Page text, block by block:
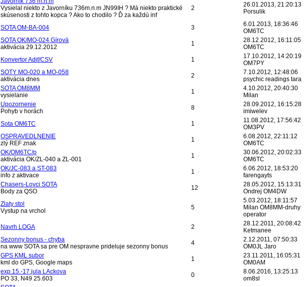
Vysielal niekto z Javorníku 736m.n.m JN99IH ? Má niekto praktické
skúsenosti z tohto kopca ? Ako to chodilo ? Ď za každú inf
2
26.01.2013, 21:20:13
Porsulik
SOTA OM-BA-004 3
6.01.2013, 18:36:46
OM6TC
SOTA OK/MO-024 Gírová
aktivácia 29.12.2012
1
28.12.2012, 16:11:05
OM6TC
Konvertor Adif/CSV
1
17.10.2012, 14:20:19
OM7PY
SOTY MO-020 a MO-058
aktivácia dnes
2
7.10.2012, 12:48:06
psychic readings tara
SOTA OM8MM
vysielanie
1
4.10.2012, 20:40:30
Milan
Upozornenie
Pohyb v horách
8
28.09.2012, 16:15:28
imiwelev
Sota OM6TC
1
11.08.2012, 17:56:42
OM3PV
OSPRAVEDLNENIE
zlý REF znak
1
6.08.2012, 22:11:12
OM6TC
OK/OM6TC/p
aktivácia OK/ZL-040 a ZL-001
1
30.06.2012, 20:02:33
OM6TC
OK/JC-083 a ST-083
info z aktivace
1
6.06.2012, 18:53:20
farengayts
Chasers-Lovci SOTA
Body za QSO
12
28.05.2012, 15:13:31
Ondrej OM4DW
Zlaty stol
Vystup na vrchol
5
5.03.2012, 18:11:57
Milan OM8MM-druhy
operator
Navrh LOGA
2
28.12.2011, 20:08:42
Ketmanee
Sezonny bonus - chyba
na www SOTA sa pre OM nespravne prideluje sezonny bonus
4
2.12.2011, 07:50:33
OM0JL Jaro
GPS KML subor
kml do GPS, Google maps
1
23.11.2011, 16:05:31
OM0AM
exp.15.-17.jula LAckova
PO 33, N49 25.603
0
8.06.2016, 13:25:13
om8sl